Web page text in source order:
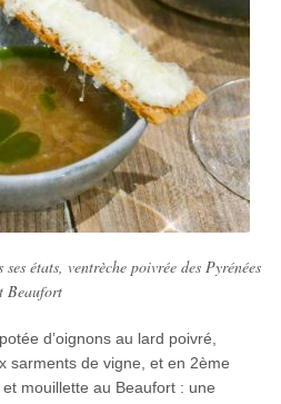
états, ventrèche poivrée des Pyrénées
Beaufort
d’oignons au lard poivré,
sarments de vigne, et en 2ème
mouillette au Beaufort : une